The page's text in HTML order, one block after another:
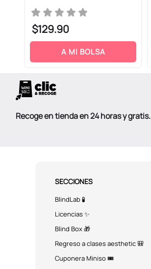
ENVIAR COMENTARIO
$129.90
A MI BOLSA
Recoge en tienda en 24 horas y gratis.
SECCIONES
BlindLab 🧪
Licencias ✨
Blind Box 🎁
Regreso a clases aesthetic 🎒
Cuponera Miniso 🎟️